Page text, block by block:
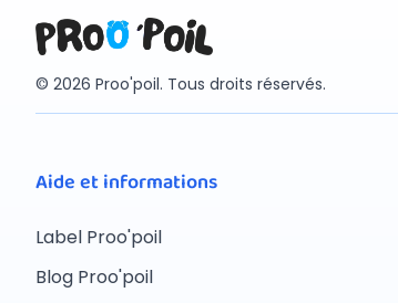
© 2026 Proo'poil. Tous droits réservés.
Aide et informations
Label Proo'poil
Blog Proo'poil